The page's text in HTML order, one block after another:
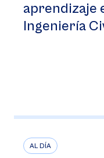
aprendizaje
Ingeniería
AL DÍA